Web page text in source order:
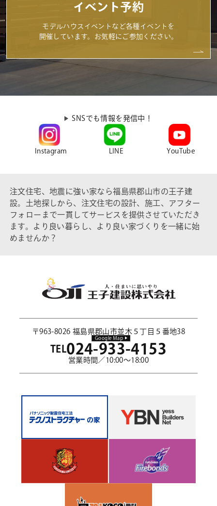
イベント予約
モデルハウスイベントなど各種イベントを
開催しています。お気軽にご参加ください。
SNSでも情報を発信中！
Instagram LINE YouTube
注文住宅、地震に強い家なら福島県郡山市の王子建
設。土地探しから、注文住宅の設計、施工、アフター
フォローまで一貫してサービスを提供させていただき
ます。より良い暮らし、より良い家づくりを一緒に始
めませんか？
〒963-8026 福島県郡山市並木５丁目５番地38
Google Map
TEL024-933-4153
営業時間／10:00～18:00